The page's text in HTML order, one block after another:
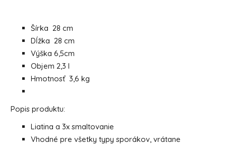
Šírka 28 cm
Dĺžka 28 cm
Výška 6,5cm
Objem 2,3 l
Hmotnosť 3,6 kg
Popis produktu:
Liatina a 3x smaltovanie
Vhodné pre všetky typy sporákov, vrátane